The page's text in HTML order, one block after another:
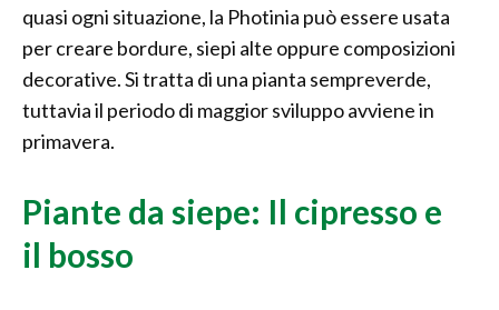
quasi ogni situazione, la Photinia può essere usata
per creare bordure, siepi alte oppure composizioni
decorative. Si tratta di una pianta sempreverde,
tuttavia il periodo di maggior sviluppo avviene in
primavera.
Piante da siepe: Il cipresso e
il bosso